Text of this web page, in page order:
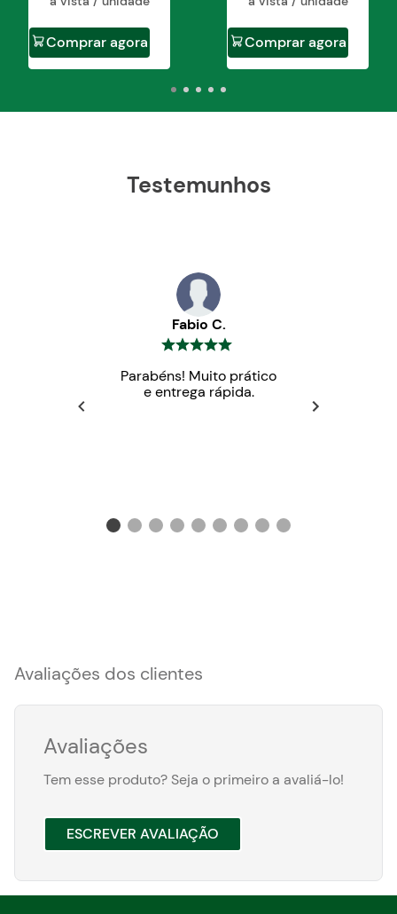
Comprar agora Comprar agora
Testemunhos
Fabio C.
Parabéns! Muito prático
e entrega rápida.
Avaliações dos clientes
Avaliações
Tem esse produto? Seja o primeiro a avaliá-lo!
ESCREVER AVALIAÇÃO